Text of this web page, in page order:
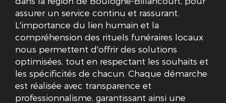
assurer un service continu et rassurant.
L'importance du lien humain et la
compréhension des rituels funéraires locaux
nous permettent d'offrir des solutions
optimisées, tout en respectant les souhaits et
les spécificités de chacun. Chaque démarche
est réalisée avec transparence et
professionnalisme, garantissant ainsi une